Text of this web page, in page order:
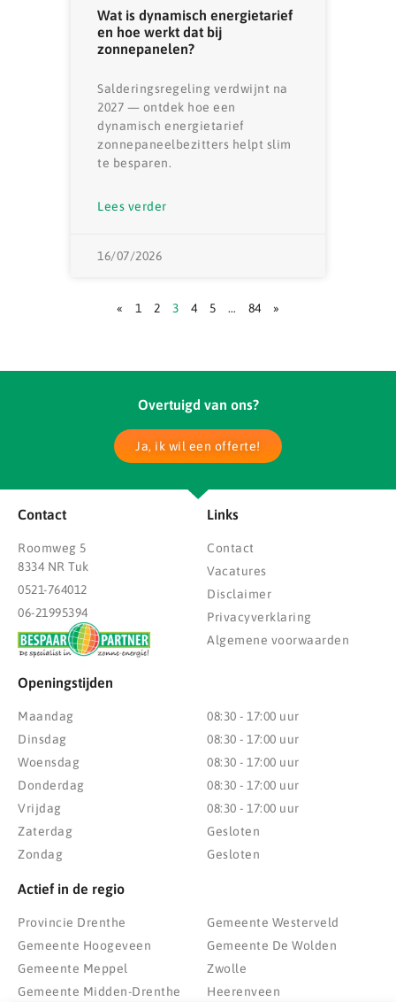
Wat is dynamisch energietarief
en hoe werkt dat bij
zonnepanelen?
Salderingsregeling verdwijnt na
2027 — ontdek hoe een
dynamisch energietarief
zonnepaneelbezitters helpt slim
te besparen.
Lees verder
16/07/2026
« 1 2 3 4 5 … 84 »
Overtuigd van ons?
Ja, ik wil een offerte!
Contact
Roomweg 5
8334 NR Tuk
0521-764012
06-21995394
Links
Contact
Vacatures
Disclaimer
Privacyverklaring
Algemene voorwaarden
Openingstijden
Maandag
Dinsdag
Woensdag
Donderdag
Vrijdag
Zaterdag
Zondag
08:30 - 17:00 uur
08:30 - 17:00 uur
08:30 - 17:00 uur
08:30 - 17:00 uur
08:30 - 17:00 uur
Gesloten
Gesloten
Actief in de regio
Provincie Drenthe
Gemeente Hoogeveen
Gemeente Meppel
Gemeente Midden-Drenthe
Gemeente Westerveld
Gemeente De Wolden
Zwolle
Heerenveen